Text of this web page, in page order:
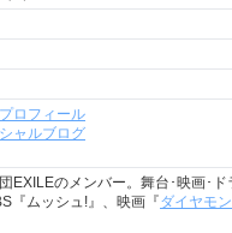
ロフィール
ャルブログ
EXILEのメンバー。舞台･映画･
『ムッシュ!』、映画『ダイヤモ